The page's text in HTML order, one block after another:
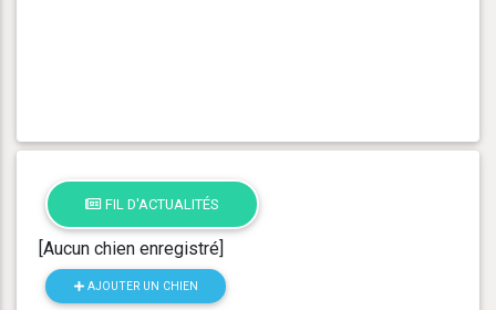
FIL D'ACTUALITÉS
[Aucun chien enregistré]
AJOUTER UN CHIEN